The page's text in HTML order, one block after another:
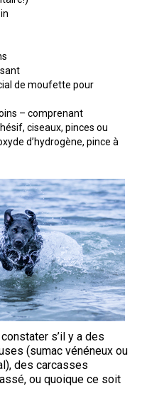
de moufette pour
– comprenant
ciseaux, pinces ou
d’hydrogène, pince à
s’il y a des
(sumac vénéneux ou
des carcasses
ou quoique ce soit